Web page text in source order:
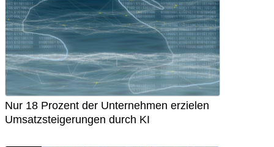
Nur 18 Prozent der Unternehmen erzielen
Umsatzsteigerungen durch KI